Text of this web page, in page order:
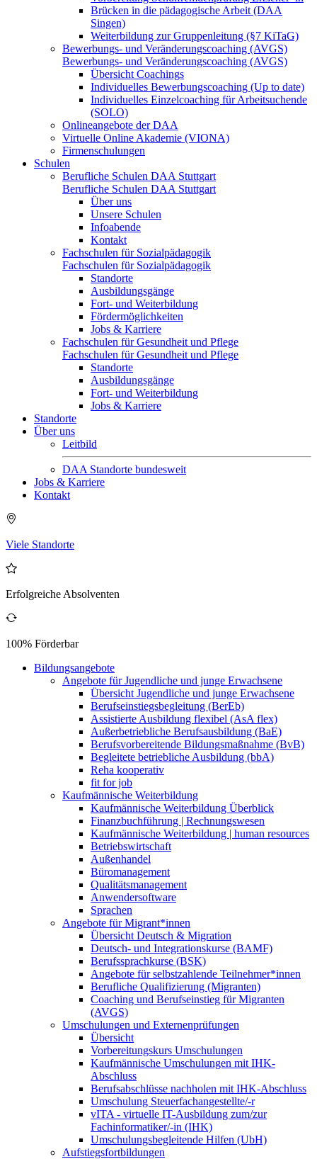
Brücken in die pädagogische Arbeit (DAA
Singen)
Weiterbildung zur Gruppenleitung (§7 KiTaG)
Bewerbungs- und Veränderungscoaching (AVGS)
Bewerbungs- und Veränderungscoaching (AVGS)
Übersicht Coachings
Individuelles Bewerbungscoaching (Up to date)
Individuelles Einzelcoaching für Arbeitsuchende
(SOLO)
Onlineangebote der DAA
Virtuelle Online Akademie (VIONA)
Firmenschulungen
Schulen
Berufliche Schulen DAA Stuttgart
Berufliche Schulen DAA Stuttgart
Über uns
Unsere Schulen
Infoabende
Kontakt
Fachschulen für Sozialpädagogik
Fachschulen für Sozialpädagogik
Standorte
Ausbildungsgänge
Fort- und Weiterbildung
Fördermöglichkeiten
Jobs & Karriere
Fachschulen für Gesundheit und Pflege
Fachschulen für Gesundheit und Pflege
Standorte
Ausbildungsgänge
Fort- und Weiterbildung
Jobs & Karriere
Standorte
Über uns
Leitbild
DAA Standorte bundesweit
Jobs & Karriere
Kontakt
Viele Standorte
Erfolgreiche Absolventen
100% Förderbar
Bildungsangebote
Angebote für Jugendliche und junge Erwachsene
Übersicht Jugendliche und junge Erwachsene
Berufseinstiegsbegleitung (BerEb)
Assistierte Ausbildung flexibel (AsA flex)
Außerbetriebliche Berufsausbildung (BaE)
Berufsvorbereitende Bildungsmaßnahme (BvB)
Begleitete betriebliche Ausbildung (bbA)
Reha kooperativ
fit for job
Kaufmännische Weiterbildung
Kaufmännische Weiterbildung Überblick
Finanzbuchführung | Rechnungswesen
Kaufmännische Weiterbildung | human resources
Betriebswirtschaft
Außenhandel
Büromanagement
Qualitätsmanagement
Anwendersoftware
Sprachen
Angebote für Migrant*innen
Übersicht Deutsch & Migration
Deutsch- und Integrationskurse (BAMF)
Berufssprachkurse (BSK)
Angebote für selbstzahlende Teilnehmer*innen
Berufliche Qualifizierung (Migranten)
Coaching und Berufseinstieg für Migranten
(AVGS)
Umschulungen und Externenprüfungen
Übersicht
Vorbereitungskurs Umschulungen
Kaufmännische Umschulungen mit IHK-
Abschluss
Berufsabschlüsse nachholen mit IHK-Abschluss
Umschulung Steuerfachangestellte/-r
vITA - virtuelle IT-Ausbildung zum/zur
Fachinformatiker/-in (IHK)
Umschulungsbegleitende Hilfen (UbH)
Aufstiegsfortbildungen